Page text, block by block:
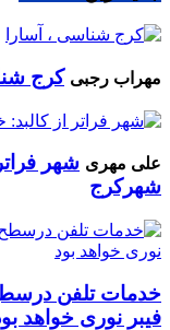
مهراب رجبی کرج
علی مهری شهر
شهرکرج
خدمات تلفن
فیبر نوری خواهد